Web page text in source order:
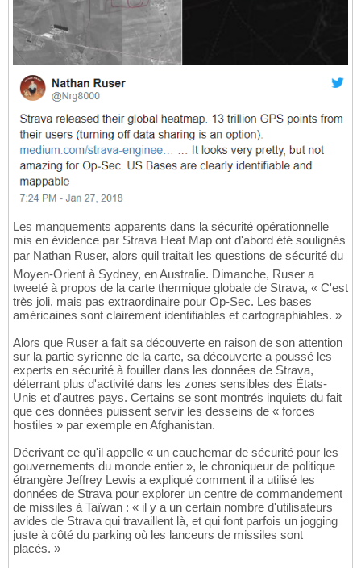
Les manquements apparents dans la sécurité opérationnelle
mis en évidence par Strava Heat Map ont d'abord été soulignés
par Nathan Ruser, alors quil traitait les questions de sécurité du
Moyen-Orient à Sydney, en Australie. Dimanche, Ruser a
tweeté à propos de la carte thermique globale de Strava, « C'est
très joli, mais pas extraordinaire pour Op-Sec. Les bases
américaines sont clairement identifiables et cartographiables. »
Alors que Ruser a fait sa découverte en raison de son attention
sur la partie syrienne de la carte, sa découverte a poussé les
experts en sécurité à fouiller dans les données de Strava,
déterrant plus d'activité dans les zones sensibles des États-
Unis et d'autres pays. Certains se sont montrés inquiets du fait
que ces données puissent servir les desseins de « forces
hostiles » par exemple en Afghanistan.
Décrivant ce qu'il appelle « un cauchemar de sécurité pour les
gouvernements du monde entier », le chroniqueur de politique
étrangère Jeffrey Lewis a expliqué comment il a utilisé les
données de Strava pour explorer un centre de commandement
de missiles à Taïwan : « il y a un certain nombre d'utilisateurs
avides de Strava qui travaillent là, et qui font parfois un jogging
juste à côté du parking où les lanceurs de missiles sont
placés. »